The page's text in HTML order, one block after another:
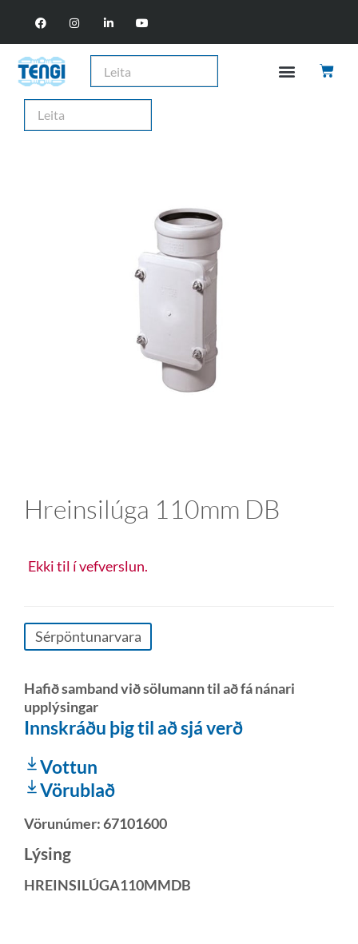
Hreinsilúga 110mm DB
Ekki til í vefverslun.
Sérpöntunarvara
Hafið samband við sölumann til að fá nánari
upplýsingar
Innskráðu þig til að sjá verð
Vottun
Vörublað
Vörunúmer:67101600
Lýsing
HREINSILÚGA110MMDB